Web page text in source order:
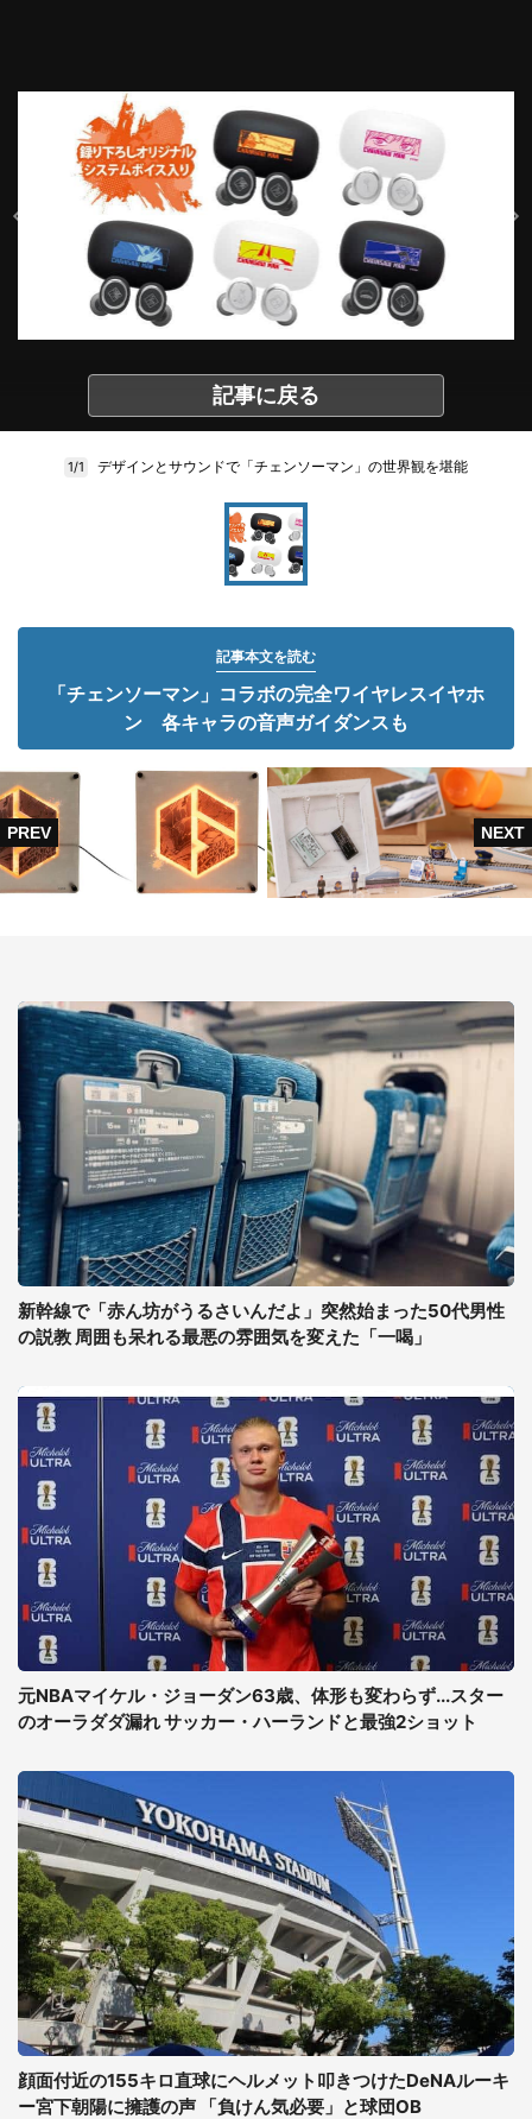
記事に戻る
1/1 デザインとサウンドで「チェンソーマン」の世界観を堪能
記事本文を読む
「チェンソーマン」コラボの完全ワイヤレスイヤホ
ン 各キャラの音声ガイダンスも
新幹線で「赤ん坊がうるさいんだよ」突然始まった50代男性
の説教 周囲も呆れる最悪の雰囲気を変えた「一喝」
元NBAマイケル・ジョーダン63歳、体形も変わらず...スター
のオーラダダ漏れ サッカー・ハーランドと最強2ショット
顔面付近の155キロ直球にヘルメット叩きつけたDeNAルーキ
ー宮下朝陽に擁護の声 「負けん気必要」と球団OB